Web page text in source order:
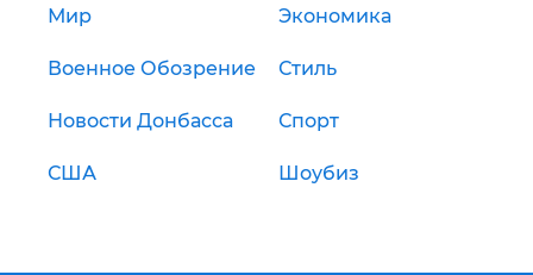
Мир Экономика
Военное Обозрение Стиль
Новости Донбасса Спорт
США Шоубиз